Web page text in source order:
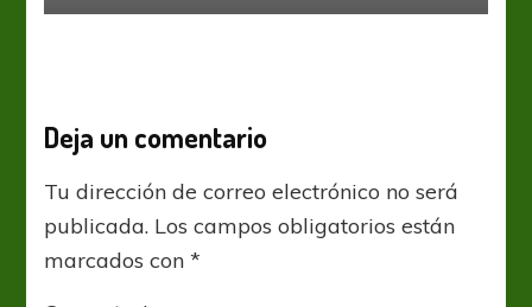
Deja un comentario
Tu dirección de correo electrónico no será
publicada. Los campos obligatorios están
marcados con*